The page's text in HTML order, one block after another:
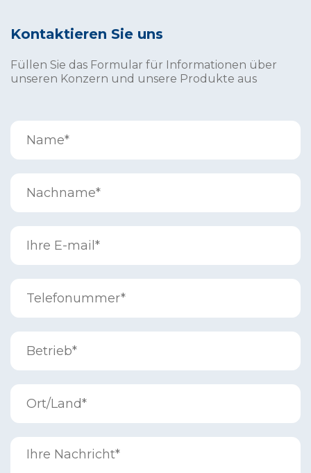
Kontaktieren Sie uns
Füllen Sie das Formular für Informationen über
unseren Konzern und unsere Produkte aus